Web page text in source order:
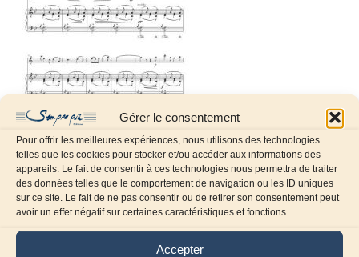
Gérer le consentement
Pour offrir les meilleures expériences, nous utilisons des technologies
telles que les cookies pour stocker et/ou accéder aux informations des
appareils. Le fait de consentir à ces technologies nous permettra de traiter
des données telles que le comportement de navigation ou les ID uniques
sur ce site. Le fait de ne pas consentir ou de retirer son consentement peut
avoir un effet négatif sur certaines caractéristiques et fonctions.
Accepter
Laissez un commentaire
Commentaire